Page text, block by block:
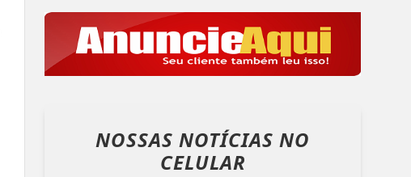
NOSSAS NOTÍCIASNO
CELULAR